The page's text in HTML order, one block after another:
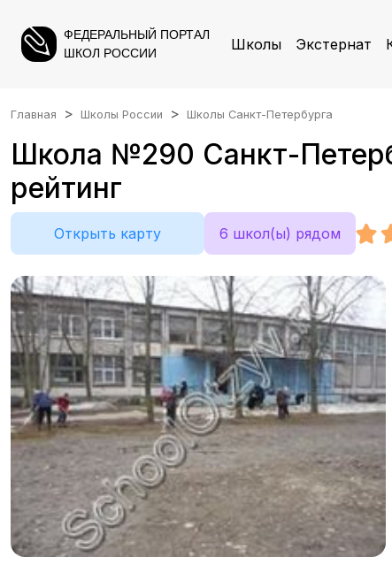
ФЕДЕРАЛЬНЫЙ ПОРТАЛ
ШКОЛ РОССИИ
Школы Экстернат
Главная Школы России Школы Санкт-Петербурга
Школа №290 Санкт-
рейтинг
Открыть карту 6 школ(ы) рядом